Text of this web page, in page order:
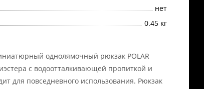
нет
0.45 кг
однолямочный рюкзак POLAR
с водоотталкивающей пропиткой и
для повседневного использования. Рюкзак